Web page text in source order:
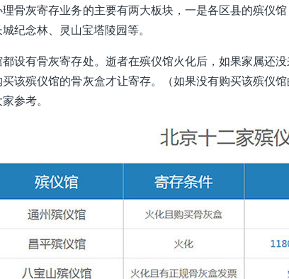
骨灰寄存业务的主要有两大板块，一是各区县的殡仪
纪念林、灵山宝塔陵园等。
设有骨灰寄存处。逝者在殡仪馆火化后，如果家属还
该殡仪馆的骨灰盒才让寄存。（如果没有购买该殡仪
参考。